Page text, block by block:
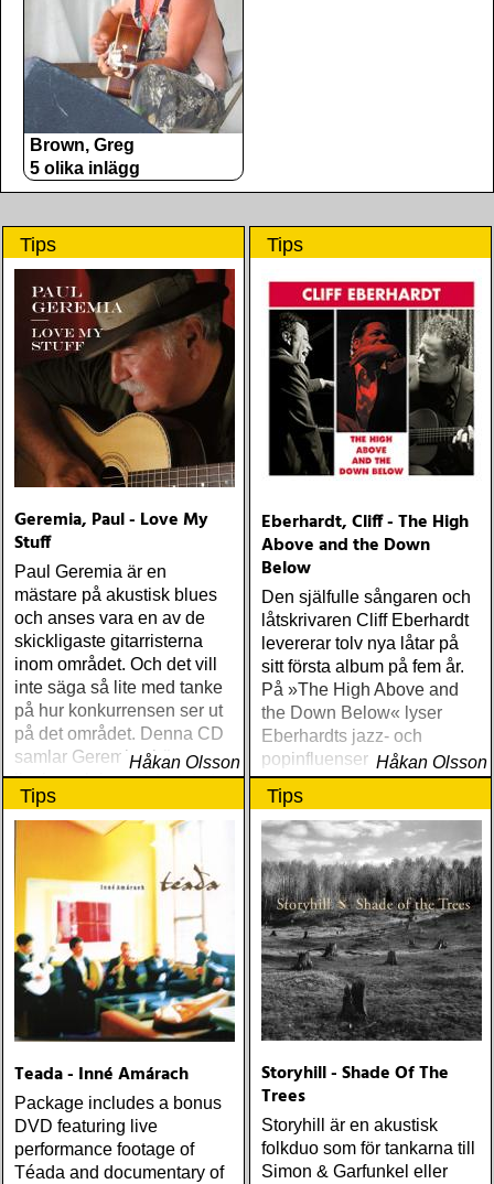
Brown, Greg
5 olika inlägg
Tips
Geremia, Paul - Love My
Stuff
Paul Geremia är en
mästare på akustisk blues
och anses vara en av de
skickligaste gitarristerna
inom området. Och det vill
inte säga så lite med tanke
på hur konkurrensen ser ut
på det området. Denna CD
samlar Geremias bästa
liveinspelningar från tidigt
80-tal och framåt
Håkan Olsson
Tips
Eberhardt, Cliff - The High
Above and the Down
Below
Den själfulle sångaren och
låtskrivaren Cliff Eberhardt
levererar tolv nya låtar på
sitt första album på fem år.
På »The High Above and
the Down Below« lyser
Eberhardts jazz- och
popinfluenser igenom och
resultatet blir ett av hans
starkaste album någonsin.
Håkan Olsson
Tips
Teada - Inné Amárach
Package includes a bonus
DVD featuring live
performance footage of
Téada and documentary of
Tips
Storyhill - Shade Of The
Trees
Storyhill är en akustisk
folkduo som för tankarna till
Simon & Garfunkel eller